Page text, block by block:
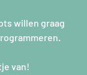
willen graag
van!